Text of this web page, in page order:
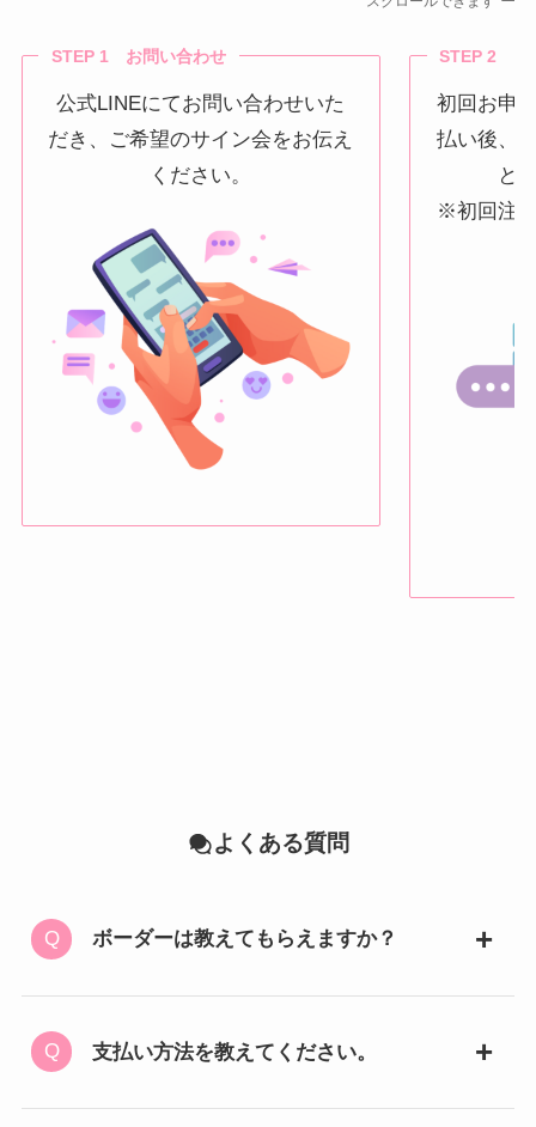
STEP 1 お問い合わせ
公式LINEにてお問い合わせいた
だき、ご希望のサイン会をお伝え
ください。
STEP 2 ご
初回お申
払い後、
と
※初回注
よくある質問
ボーダーは教えてもらえますか？
支払い方法を教えてください。